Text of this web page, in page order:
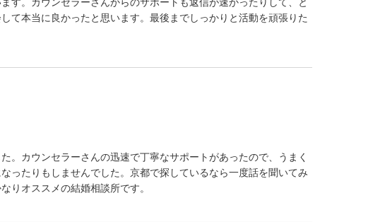
て本当に良かったと思います。最後までしっかりと活動を頑張りた
。カウンセラーさんの迅速で丁寧なサポートがあったので、うまく
ったりもしませんでした。京都で探しているなら一度話を聞いてみ
りオススメの結婚相談所です。